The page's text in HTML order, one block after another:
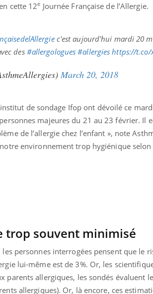
en cette 12e Journée Française de l’Allergie.
c'est aujourd'hui mardi 20
des#allergologues #allergies https://t.co/
March 20, 2018
de sondage Ifop ont dévoilé ce
majeures du 21 au 23 février. Il
de l’allergie chez l’enfant », note
environnement trop hygiénique
trop souvent minimisé
les personnes interrogées pensent que le
lui-même est de 3%. Or, les
parents allergiques, les sondés évaluent
allergiques). Or, là encore, ces
de dormir la nuit ?
VIH : la fin du comprimé
tous les jours se profile-t-
elle enfin ?